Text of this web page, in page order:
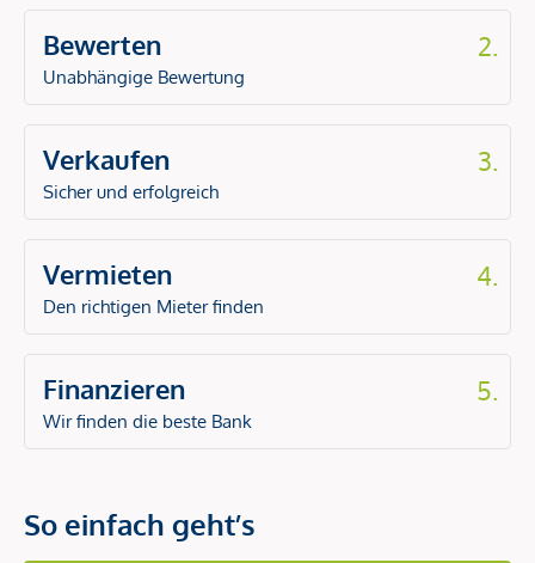
Bewerten
Unabhängige Bewertung
2.
Verkaufen
Sicher und erfolgreich
3.
Vermieten
Den richtigen Mieter finden
4.
Finanzieren
Wir finden die beste Bank
5.
So einfach geht’s